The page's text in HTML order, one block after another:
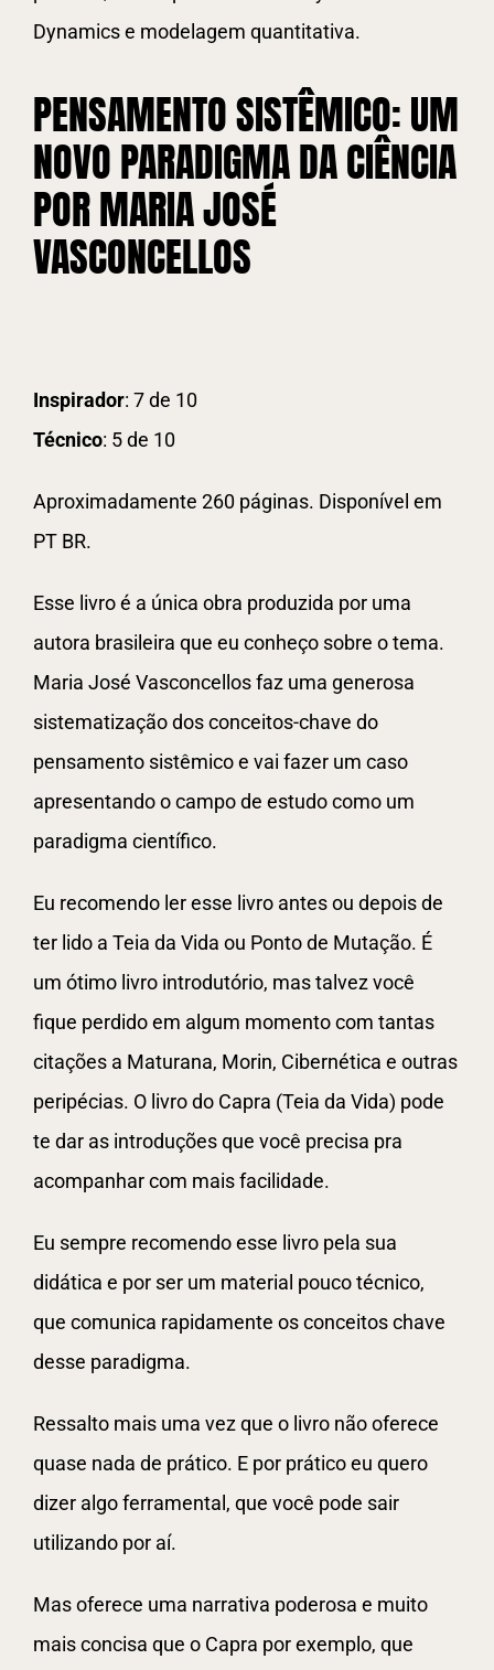
Dynamics e modelagem quantitativa.
PENSAMENTO SISTÊMICO: UM
NOVO PARADIGMA DA CIÊNCIA
POR MARIA JOSÉ
VASCONCELLOS
Inspirador: 7 de 10
Técnico: 5 de 10
Aproximadamente 260 páginas. Disponível em
PT BR.
Esse livro é a única obra produzida por uma
autora brasileira que eu conheço sobre o tema.
Maria José Vasconcellos faz uma generosa
sistematização dos conceitos-chave do
pensamento sistêmico e vai fazer um caso
apresentando o campo de estudo como um
paradigma científico.
Eu recomendo ler esse livro antes ou depois de
ter lido a Teia da Vida ou Ponto de Mutação. É
um ótimo livro introdutório, mas talvez você
fique perdido em algum momento com tantas
citações a Maturana, Morin, Cibernética e outras
peripécias. O livro do Capra (Teia da Vida) pode
te dar as introduções que você precisa pra
acompanhar com mais facilidade.
Eu sempre recomendo esse livro pela sua
didática e por ser um material pouco técnico,
que comunica rapidamente os conceitos chave
desse paradigma.
Ressalto mais uma vez que o livro não oferece
quase nada de prático. E por prático eu quero
dizer algo ferramental, que você pode sair
utilizando por aí.
Mas oferece uma narrativa poderosa e muito
mais concisa que o Capra por exemplo, que